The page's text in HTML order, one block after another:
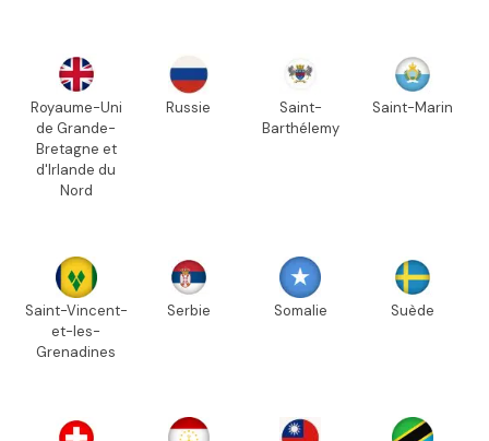
Royaume-Uni
de Grande-
Bretagne et
d'Irlande du
Nord
Russie
Saint-
Barthélemy
Saint-Marin
Saint-Vincent-
et-les-
Grenadines
Serbie Somalie Suède